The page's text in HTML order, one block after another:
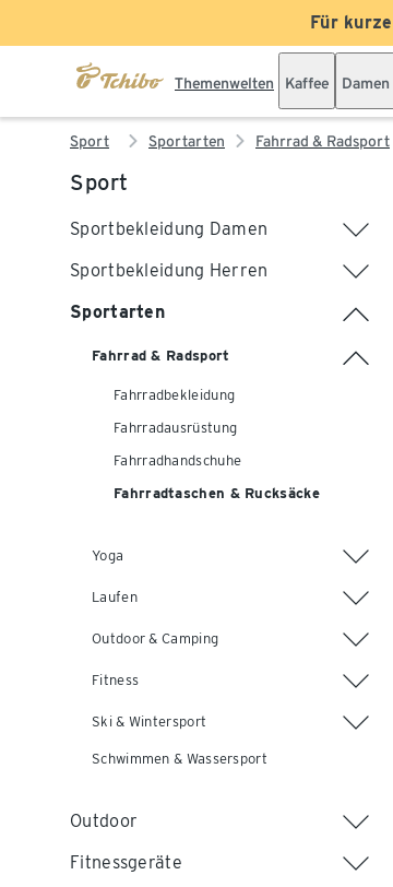
Für
Themenwelten Kaffee Damen
Sport Sportarten Fahrrad & Radsport
Sport
Sportbekleidung Damen
Sportbekleidung Herren
Sportarten
Fahrrad & Radsport
Fahrradbekleidung
Fahrradausrüstung
Fahrradhandschuhe
Fahrradtaschen & Rucksäcke
Yoga
Laufen
Outdoor & Camping
Fitness
Ski & Wintersport
Schwimmen & Wassersport
Outdoor
Fitnessgeräte